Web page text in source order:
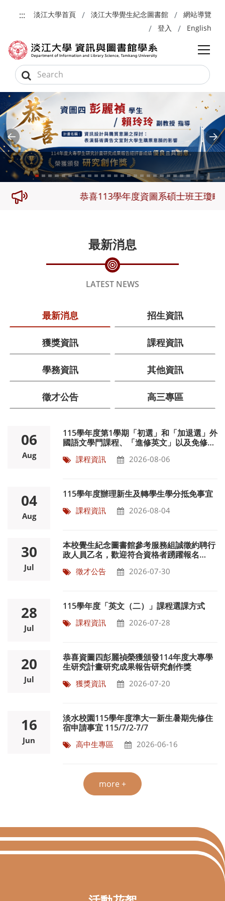
:::
淡江大學首頁 淡江大學覺生紀念圖書館
網站導覽
登入
English
Previous
名 恭喜113學年度資圖系碩士班王瓊畦及
最新消息
LATEST NEWS
最新消息 招生資訊
獲獎資訊 課程資訊
學務資訊 其他資訊
徵才公告 高三專區
06
Aug
115學年度第1學期「初選」和「加退選」外
國語文學門課程、「進修英文」以及免修外
文（一）、外文（二）課程相關事宜
課程資訊 2026-08-06
04
Aug
115學年度辦理新生及轉學生學分抵免事宜
課程資訊 2026-08-04
30
Jul
本校覺生紀念圖書館參考服務組誠徵約聘行
政人員乙名，歡迎符合資格者踴躍報名
~115/8/17
徵才公告 2026-07-30
28
Jul
115學年度「英文（二）」課程選課方式
課程資訊 2026-07-28
20
Jul
恭喜資圖四彭麗禎榮獲頒發114年度大專學
生研究計畫研究成果報告研究創作獎
獲獎資訊 2026-07-20
16
Jun
淡水校園115學年度準大一新生暑期先修住
宿申請事宜 115/7/2-7/7
高中生專區 2026-06-16
more +